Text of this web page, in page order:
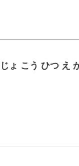
ょ こう ひつ え